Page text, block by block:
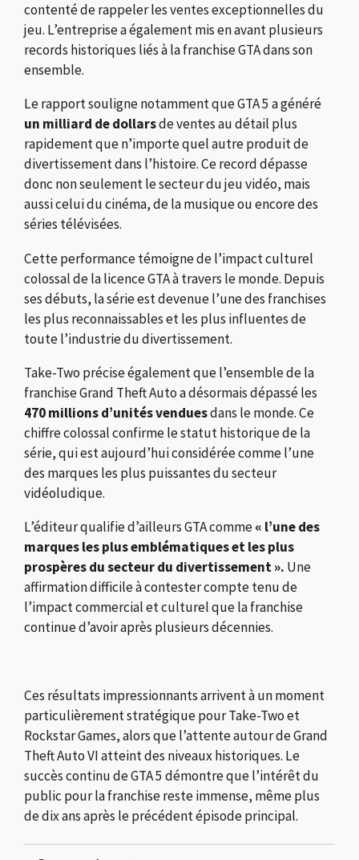
contenté de rappeler les ventes exceptionnelles du
jeu. L’entreprise a également mis en avant plusieurs
records historiques liés à la franchise GTA dans son
ensemble.
Le rapport souligne notamment que GTA 5 a généré
un milliard de dollarsde ventes au détail plus
rapidement que n’importe quel autre produit de
divertissement dans l’histoire. Ce record dépasse
donc non seulement le secteur du jeu vidéo, mais
aussi celui du cinéma, de la musique ou encore des
séries télévisées.
Cette performance témoigne de l’impact culturel
colossal de la licence GTA à travers le monde. Depuis
ses débuts, la série est devenue l’une des franchises
les plus reconnaissables et les plus influentes de
toute l’industrie du divertissement.
Take-Two précise également que l’ensemble de la
franchiseGrand Theft Autoa désormais dépassé les
470 millions d’unités venduesdans le monde. Ce
chiffre colossal confirme le statut historique de la
série, qui est aujourd’hui considérée comme l’une
des marques les plus puissantes du secteur
vidéoludique.
L’éditeur qualifie d’ailleurs GTA comme« l’une des
marques les plus emblématiques et les plus
prospères du secteur du divertissement ». Une
affirmation difficile à contester compte tenu de
l’impact commercial et culturel que la franchise
continue d’avoir après plusieurs décennies.
Ces résultats impressionnants arrivent à un moment
particulièrement stratégique pour Take-Two et
Rockstar Games, alors que l’attente autour deGrand
Theft Auto VIatteint des niveaux historiques. Le
succès continu de GTA 5 démontre que l’intérêt du
public pour la franchise reste immense, même plus
de dix ans après le précédent épisode principal.